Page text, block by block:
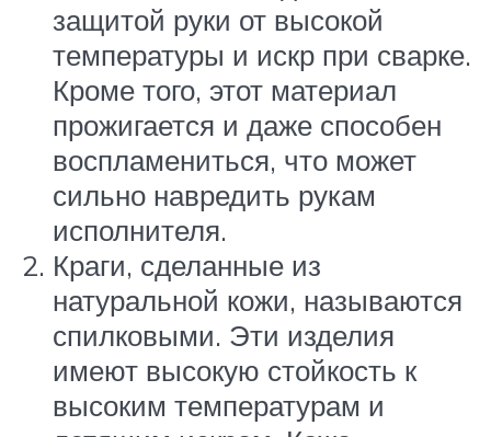
защитой руки от высокой
температуры и искр при сварке.
Кроме того, этот материал
прожигается и даже способен
воспламениться, что может
сильно навредить рукам
исполнителя.
Краги, сделанные из
натуральной кожи, называются
спилковыми. Эти изделия
имеют высокую стойкость к
высоким температурам и